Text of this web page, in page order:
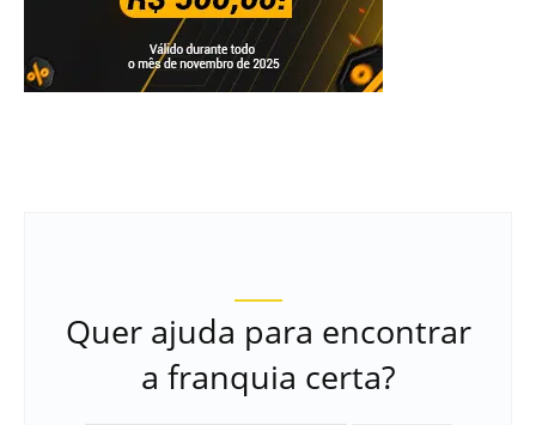
Quer ajuda para encontrar
a franquia certa?